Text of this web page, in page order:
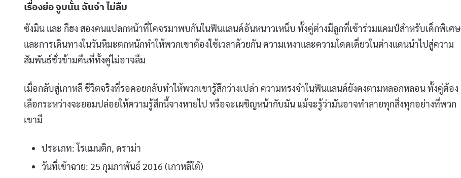
เรื่องย่อ จูบนั้น ฉันจำ ไม่ลืม
ซังมิน และ กีฮง สองคนแปลกหน้าที่โคจรมาพบกันในฟินแลนด์อันหนาวเหน็บ ทั้งคู่ต่างมีลูกที่เข้าร่วมแคมป์สำหรับเด็กพิเศษ
และการเดินทางในวันหิมะตกหนักทำให้พวกเขาต้องใช้เวลาด้วยกัน ความเหงาและความโดดเดี่ยวในต่างแดนนำไปสู่ความ
สัมพันธ์ชั่วข้ามคืนที่ทั้งคู่ไม่อาจลืม
เมื่อกลับสู่เกาหลี ชีวิตจริงที่รอคอยกลับทำให้พวกเขารู้สึกว่างเปล่า ความทรงจำในฟินแลนด์ยังคงตามหลอกหลอน ทั้งคู่ต้อง
เลือกระหว่างจะยอมปล่อยให้ความรู้สึกนี้จางหายไป หรือจะเผชิญหน้ากับมัน แม้จะรู้ว่ามันอาจทำลายทุกสิ่งทุกอย่างที่พวก
เขามี
ประเภท: โรแมนติก, ดราม่า
วันที่เข้าฉาย: 25 กุมภาพันธ์ 2016 (เกาหลีใต้)